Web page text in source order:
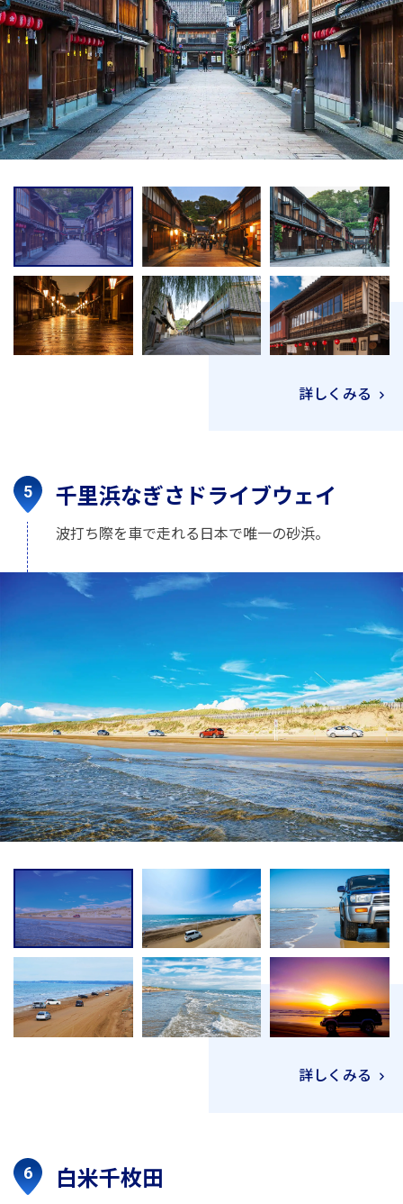
詳しくみる
千里浜なぎさドライブウェイ
波打ち際を車で走れる日本で唯一の砂浜。
詳しくみる
白米千枚田